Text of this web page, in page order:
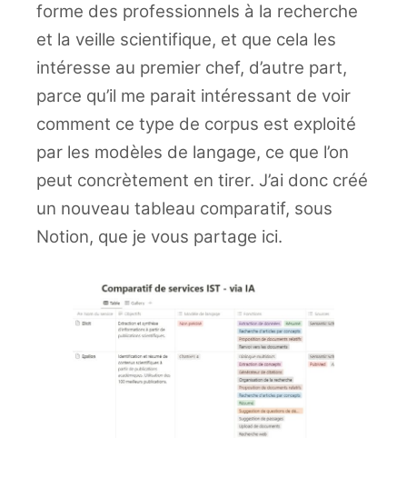
forme des professionnels à la recherche
et la veille scientifique, et que cela les
intéresse au premier chef, d’autre part,
parce qu’il me parait intéressant de voir
comment ce type de corpus est exploité
par les modèles de langage, ce que l’on
peut concrètement en tirer. J’ai donc créé
un nouveau tableau comparatif, sous
Notion, que je vous partage ici.